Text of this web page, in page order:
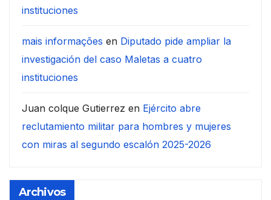
instituciones
mais informações en Diputado pide ampliar la
investigación del caso Maletas a cuatro
instituciones
Juan colque Gutierrez en Ejército abre
reclutamiento militar para hombres y mujeres
con miras al segundo escalón 2025-2026
Archivos